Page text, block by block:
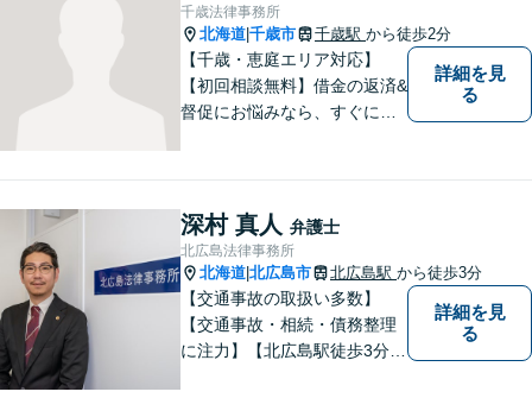
千歳法律事務所
北海道 千歳市 千歳駅 から徒歩2分
【千歳・恵庭エリア対応】
【初回相談無料】借金の返済&
督促にお悩みなら、すぐにご
産の解決実績多数！【千歳駅
徒歩２分】【分割払い可】
詳細を見
る
深村 真人 弁護士
北広島法律事務所
北海道 北広島市 北広島駅 から徒歩3分
【交通事故の取扱い多数】
【交通事故・相続・債務整理
に注力】【北広島駅徒歩3分】
詳細を見
る